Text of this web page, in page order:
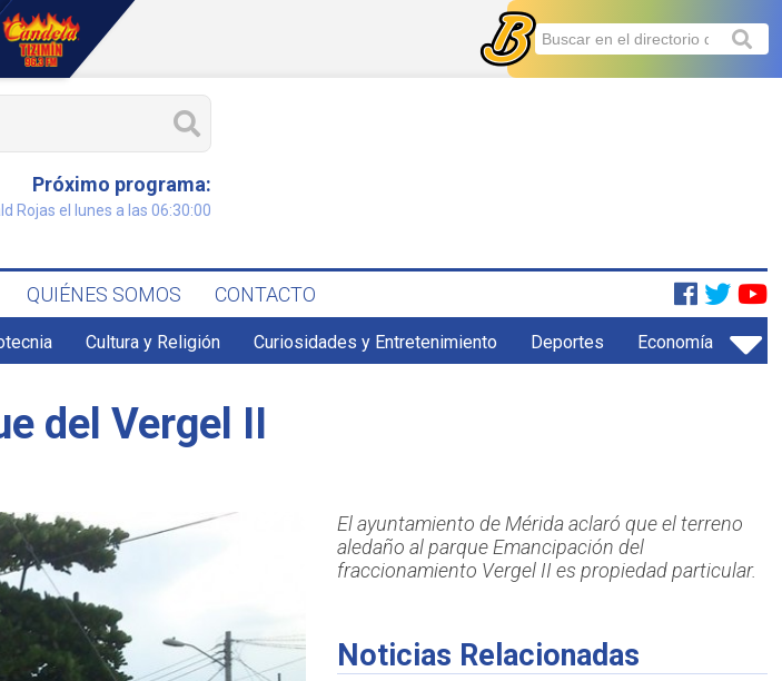
Próximo programa:
Rojas el lunes a las 06:30:00
QUIÉNES SOMOS CONTACTO
Cultura y Religión Curiosidades y Entretenimiento Deportes Economía
del Vergel II
El ayuntamiento de Mérida aclaró que el terreno
aledaño al parque Emancipación del
fraccionamiento Vergel II es propiedad particular.
Noticias Relacionadas